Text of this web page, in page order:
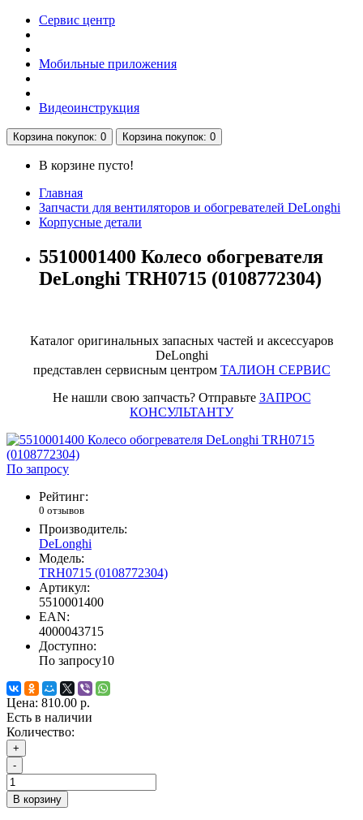
Сервис центр
Мобильные приложения
Видеоинструкция
Корзинапокупок: 0 Корзинапокупок: 0
В корзине пусто!
Главная
Запчасти для вентиляторов и обогревателей DeLonghi
Корпусные детали
5510001400 Колесо обогревателя
DeLonghi TRH0715 (0108772304)
Каталог оригинальных запасных частей и аксессуаров
DeLonghi
представлен сервисным центром ТАЛИОН СЕРВИС
Не нашли свою запчасть? Отправьте ЗАПРОС
КОНСУЛЬТАНТУ
По запросу
Рейтинг:
0 отзывов
Производитель:
DeLonghi
Модель:
TRH0715 (0108772304)
Артикул:
5510001400
EAN:
4000043715
Доступно:
По запросу10
Цена: 810.00 р.
Есть в наличии
Количество:
+
-
В корзину